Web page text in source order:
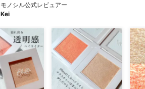
モノシル公式レビュアー
Kei